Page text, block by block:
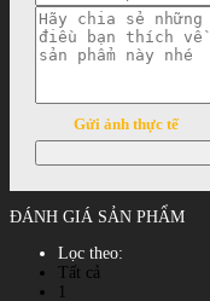
Gửi ảnh thực tế
ĐÁNH GIÁ SẢN PHẨM
Lọc theo:
Tất cả